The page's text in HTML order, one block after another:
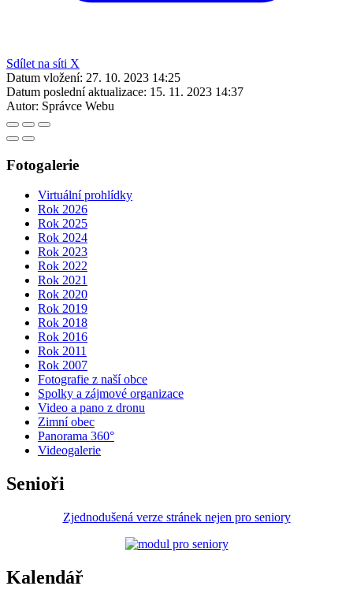
Sdílet na síti X
Datum vložení: 27. 10. 2023 14:25
Datum poslední aktualizace: 15. 11. 2023 14:37
Autor: Správce Webu
Fotogalerie
Virtuální prohlídky
Rok 2026
Rok 2025
Rok 2024
Rok 2023
Rok 2022
Rok 2021
Rok 2020
Rok 2019
Rok 2018
Rok 2016
Rok 2011
Rok 2007
Fotografie z naší obce
Spolky a zájmové organizace
Video a pano z dronu
Zimní obec
Panorama 360°
Videogalerie
Senioři
Zjednodušená verze stránek nejen pro seniory
Kalendář